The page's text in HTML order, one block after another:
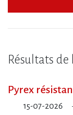
Résultats
Pyrex
15-07-2026